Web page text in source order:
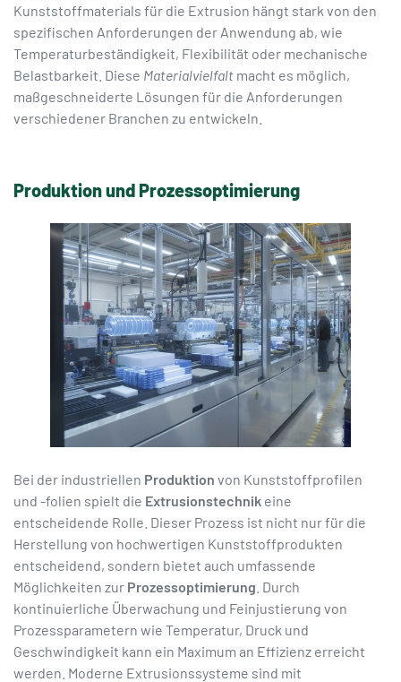
Kunststoffmaterials für die Extrusion hängt stark von den
spezifischen Anforderungen der Anwendung ab, wie
Temperaturbeständigkeit, Flexibilität oder mechanische
Belastbarkeit. Diese Materialvielfalt macht es möglich,
maßgeschneiderte Lösungen für die Anforderungen
verschiedener Branchen zu entwickeln.
Produktion und Prozessoptimierung
Bei der industriellen Produktion von Kunststoffprofilen
und -folien spielt die Extrusionstechnik eine
entscheidende Rolle. Dieser Prozess ist nicht nur für die
Herstellung von hochwertigen Kunststoffprodukten
entscheidend, sondern bietet auch umfassende
Möglichkeiten zur Prozessoptimierung . Durch
kontinuierliche Überwachung und Feinjustierung von
Prozessparametern wie Temperatur, Druck und
Geschwindigkeit kann ein Maximum an Effizienz erreicht
werden. Moderne Extrusionssysteme sind mit